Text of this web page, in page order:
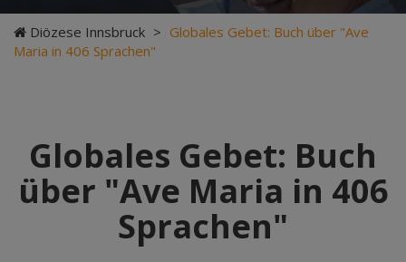
Diözese Innsbruck > Globales Gebet: Buch über "Ave
Maria in 406 Sprachen"
Globales Gebet: Buch
über "Ave Maria in 406
Sprachen"